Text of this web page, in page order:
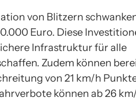
von Blitzern
Euro. Diese
Infrastruktur für alle
Zudem können
von 21 km/h
können ab 26